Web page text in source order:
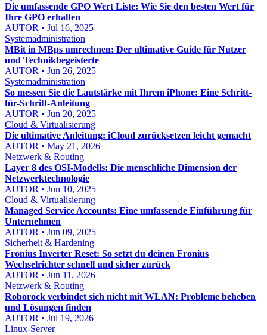
Die umfassende GPO Wert Liste: Wie Sie den besten Wert für
Ihre GPO erhalten
AUTOR • Jul 16, 2025
Systemadministration
MBit in MBps umrechnen: Der ultimative Guide für Nutzer
und Technikbegeisterte
AUTOR • Jun 26, 2025
Systemadministration
So messen Sie die Lautstärke mit Ihrem iPhone: Eine Schritt-
für-Schritt-Anleitung
AUTOR • Jun 20, 2025
Cloud & Virtualisierung
Die ultimative Anleitung: iCloud zurücksetzen leicht gemacht
AUTOR • May 21, 2026
Netzwerk & Routing
Layer 8 des OSI-Modells: Die menschliche Dimension der
Netzwerktechnologie
AUTOR • Jun 10, 2025
Cloud & Virtualisierung
Managed Service Accounts: Eine umfassende Einführung für
Unternehmen
AUTOR • Jun 09, 2025
Sicherheit & Hardening
Fronius Inverter Reset: So setzt du deinen Fronius
Wechselrichter schnell und sicher zurück
AUTOR • Jun 11, 2026
Netzwerk & Routing
Roborock verbindet sich nicht mit WLAN: Probleme beheben
und Lösungen finden
AUTOR • Jul 19, 2026
Linux-Server